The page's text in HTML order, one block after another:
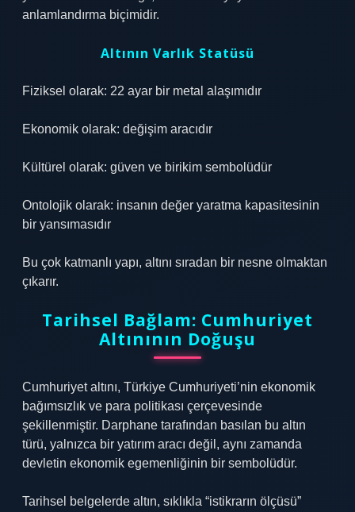
anlamlandırma biçimidir.
Altının Varlık Statüsü
Fiziksel olarak: 22 ayar bir metal alaşımıdır
Ekonomik olarak: değişim aracıdır
Kültürel olarak: güven ve birikim sembolüdür
Ontolojik olarak: insanın değer yaratma kapasitesinin
bir yansımasıdır
Bu çok katmanlı yapı, altını sıradan bir nesne olmaktan
çıkarır.
Tarihsel Bağlam: Cumhuriyet
Altınının Doğuşu
Cumhuriyet altını, Türkiye Cumhuriyeti’nin ekonomik
bağımsızlık ve para politikası çerçevesinde
şekillenmiştir. Darphane tarafından basılan bu altın
türü, yalnızca bir yatırım aracı değil, aynı zamanda
devletin ekonomik egemenliğinin bir sembolüdür.
Tarihsel belgelerde altın, sıklıkla “istikrarın ölçüsü”